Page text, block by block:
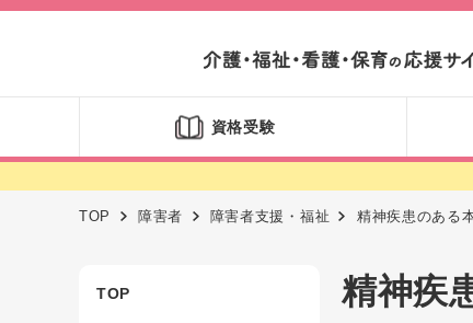
資格受験
TOP 障害者 障害者支援・福祉 精神疾患のある
TOP
精神疾